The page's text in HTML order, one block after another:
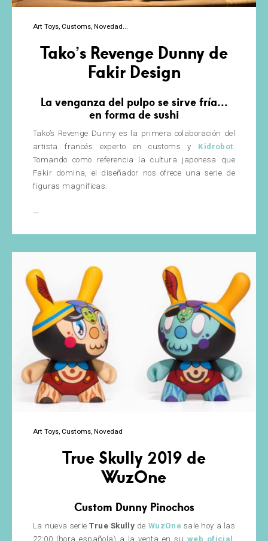
Art Toys Customs Novedad
Tako’s Revenge Dunny de
Fakir Design
La venganza del pulpo se sirve fría…
en forma de sushi
Tako’s Revenge Dunny es la primera colaboración del
artista francés experto en customs y Kidrobot
Tomando como referencia la cultura japonesa que
Fakir domina, el diseñador nos ofrece una serie de
figuras magníficas.
…
Dunny
de
Design
Art Toys Customs Novedad
True Skully 2019 de
WuzOne
Custom Dunny Pinochos
La nueva serieTrue Skully de WuzOne sale hoy a las
22:00 (hora española) a la venta en su web oficial